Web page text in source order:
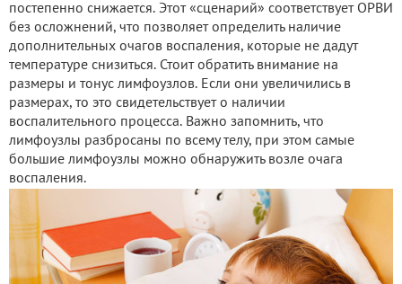
постепенно снижается. Этот «сценарий» соответствует ОРВИ
без осложнений, что позволяет определить наличие
дополнительных очагов воспаления, которые не дадут
температуре снизиться. Стоит обратить внимание на
размеры и тонус лимфоузлов. Если они увеличились в
размерах, то это свидетельствует о наличии
воспалительного процесса. Важно запомнить, что
лимфоузлы разбросаны по всему телу, при этом самые
большие лимфоузлы можно обнаружить возле очага
воспаления.